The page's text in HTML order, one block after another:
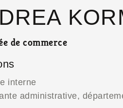
de commerce
interne
administrative,